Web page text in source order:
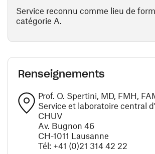
Service reconnu comme lieu de
catégorie A.
Renseignements
Prof. O. Spertini, MD, FMH,
Service et laboratoire central
CHUV
Av. Bugnon 46
CH-1011 Lausanne
Tél: +41 (0)21 314 42 22